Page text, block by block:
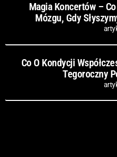
Magia Koncertów –
Mózgu, Gdy
Co O Kondycji
Tegoroczny